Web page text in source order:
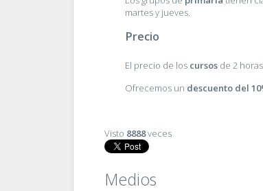
martes y jueves.
Precio
El precio de los cursos de 2
Ofrecemos un descuento del
Visto 8888veces
Medios